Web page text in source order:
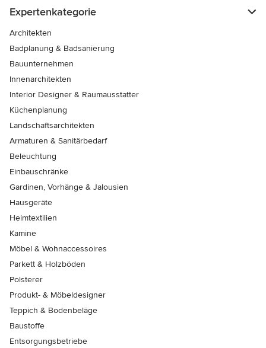
Expertenkategorie
Architekten
Badplanung & Badsanierung
Bauunternehmen
Innenarchitekten
Interior Designer & Raumausstatter
Küchenplanung
Landschaftsarchitekten
Armaturen & Sanitärbedarf
Beleuchtung
Einbauschränke
Gardinen, Vorhänge & Jalousien
Hausgeräte
Heimtextilien
Kamine
Möbel & Wohnaccessoires
Parkett & Holzböden
Polsterer
Produkt- & Möbeldesigner
Teppich & Bodenbeläge
Baustoffe
Entsorgungsbetriebe